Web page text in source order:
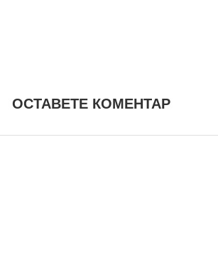
ОСТАВЕТЕ КОМЕНТАР